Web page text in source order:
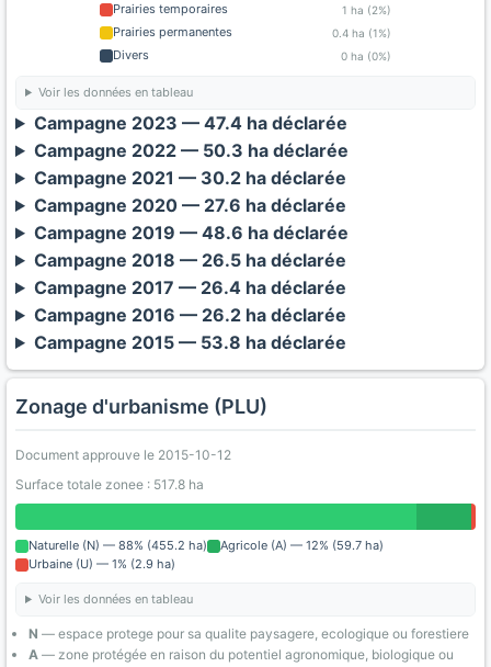
Prairies temporaires 1 ha (2%)
Prairies permanentes 0.4 ha (1%)
Divers 0 ha (0%)
Voir les données en tableau
Campagne 2023 — 47.4 ha déclarée
Campagne 2022 — 50.3 ha déclarée
Campagne 2021 — 30.2 ha déclarée
Campagne 2020 — 27.6 ha déclarée
Campagne 2019 — 48.6 ha déclarée
Campagne 2018 — 26.5 ha déclarée
Campagne 2017 — 26.4 ha déclarée
Campagne 2016 — 26.2 ha déclarée
Campagne 2015 — 53.8 ha déclarée
Zonage d'urbanisme (PLU)
Document approuve le 2015-10-12
Surface totale zonee : 517.8 ha
Naturelle (N) — 88% (455.2 ha)
Agricole (A) — 12% (59.7 ha)
Urbaine (U) — 1% (2.9 ha)
Voir les données en tableau
N — espace protege pour sa qualite paysagere, ecologique ou forestiere
A — zone protégée en raison du potentiel agronomique, biologique ou